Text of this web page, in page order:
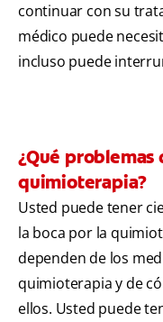
continuar con su
médico puede
incluso puede
¿Qué problemas
quimioterapia?
Usted puede tener
la boca por la
dependen de los
quimioterapia y de
ellos. Usted puede